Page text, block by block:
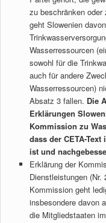
zu beschränken
geht Slowenien
Wasserressourcen
sowohl für die
auch für andere
Wasserressourcen)
Absatz 3 fallen. Die
Erklärungen
Kommission zu
dass der CETA-
ist und
Erklärung der
Dienstleistungen (Nr.
Kommission geht
insbesondere davon
die Mitgliedstaaten